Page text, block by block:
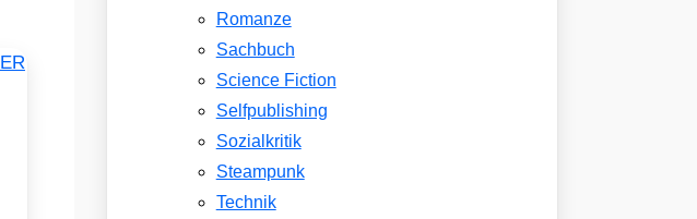
Romanze
Sachbuch
Science Fiction
Selfpublishing
Sozialkritik
Steampunk
Technik